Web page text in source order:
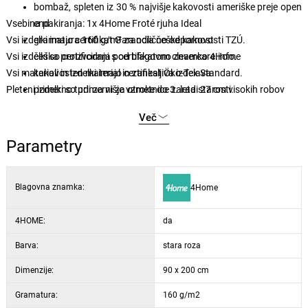
bombaž, spleten iz 30 % najvišje kakovosti ameriške preje open
end
gramatura 160 g/m² za odlično odpornost
češka proizvodnja pod blagovno znamko 4Home
kakovosten material in zanesljiva izdelava
primerno tudi za višje vzmetnice zaradi 27 cm visokih robov
enostavno vzdrževanje s pranjem na 60 °C
primerno za sušenje v sušilnem stroju na nežnem programu
diskretne in elegantne barve
Vsebina pakiranja: 1x 4Home Froté rjuha Ideal
Vsi izdelki imajo certifikat Garancia češke kakovosti TZÚ.
Vsi izdelki so certificirani s certifikatom clevercare.info.
Vsi materiali in izdelki imajo certifikat Öko-Tex Standard.
Pleteni izdelki so primerni za otroke do 3. leta starosti.
Več
Parametry
Blagovna znamka: 4Home
4HOME: da
Barva: stara roza
Dimenzije: 90 x 200 cm
Gramatura: 160 g/m2